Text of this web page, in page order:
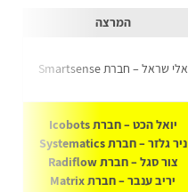
המרצה
אלי שראל – חברת Smartsense
יואל הכט – חברת Icobots
ניר גלזר – חברת Systematics
צור סגל – חברת Radiflow
יריב ענבר – חברת Matrix